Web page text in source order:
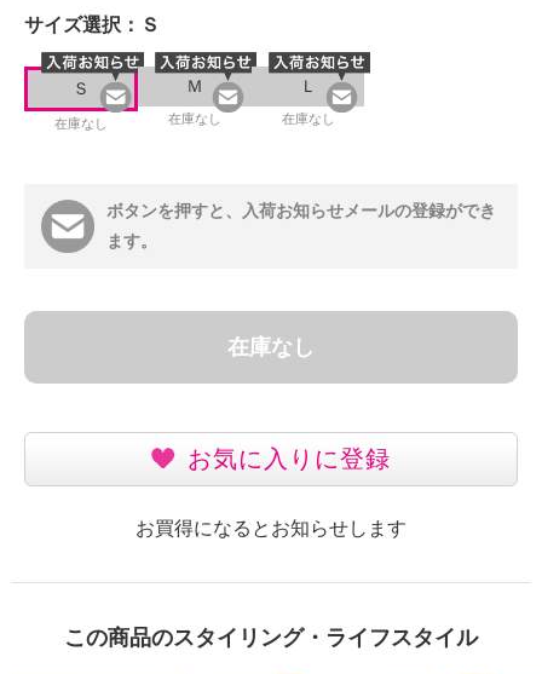
サイズ選択： Ｓ
Ｓ
在庫なし
Ｍ
在庫なし
Ｌ
在庫なし
ボタンを押すと、入荷お知らせメールの登録ができ
ます。
在庫なし
お気に入りに登録
お買得になるとお知らせします
この商品のスタイリング・ライフスタイル